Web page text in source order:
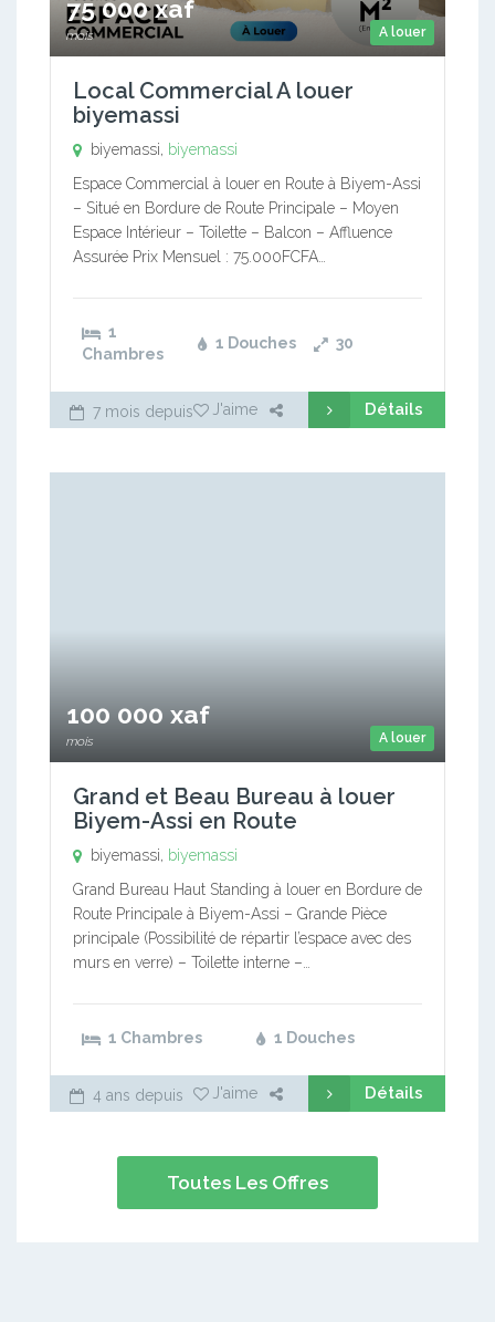
A louer
75 000 xaf
mois
Local Commercial A louer
biyemassi
biyemassi,
biyemassi
Espace Commercial à louer en Route à Biyem-Assi
– Situé en Bordure de Route Principale – Moyen
Espace Intérieur – Toilette – Balcon – Affluence
Assurée Prix Mensuel : 75.000FCFA…
1
Chambres
1 Douches 30
7 mois depuis J'aime Détails
A louer
100 000 xaf
mois
Grand et Beau Bureau à louer
Biyem-Assi en Route
biyemassi,
biyemassi
Grand Bureau Haut Standing à louer en Bordure de
Route Principale à Biyem-Assi – Grande Pièce
principale (Possibilité de répartir l’espace avec des
murs en verre) – Toilette interne –…
1 Chambres 1 Douches
4 ans depuis J'aime Détails
Toutes Les Offres